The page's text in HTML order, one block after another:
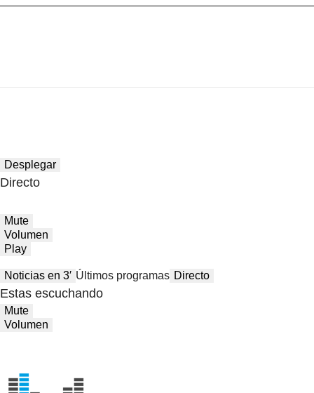
Desplegar
Directo
Mute
Volumen
Play
Noticias en 3′ Últimos programas Directo
Estas escuchando
Mute
Volumen